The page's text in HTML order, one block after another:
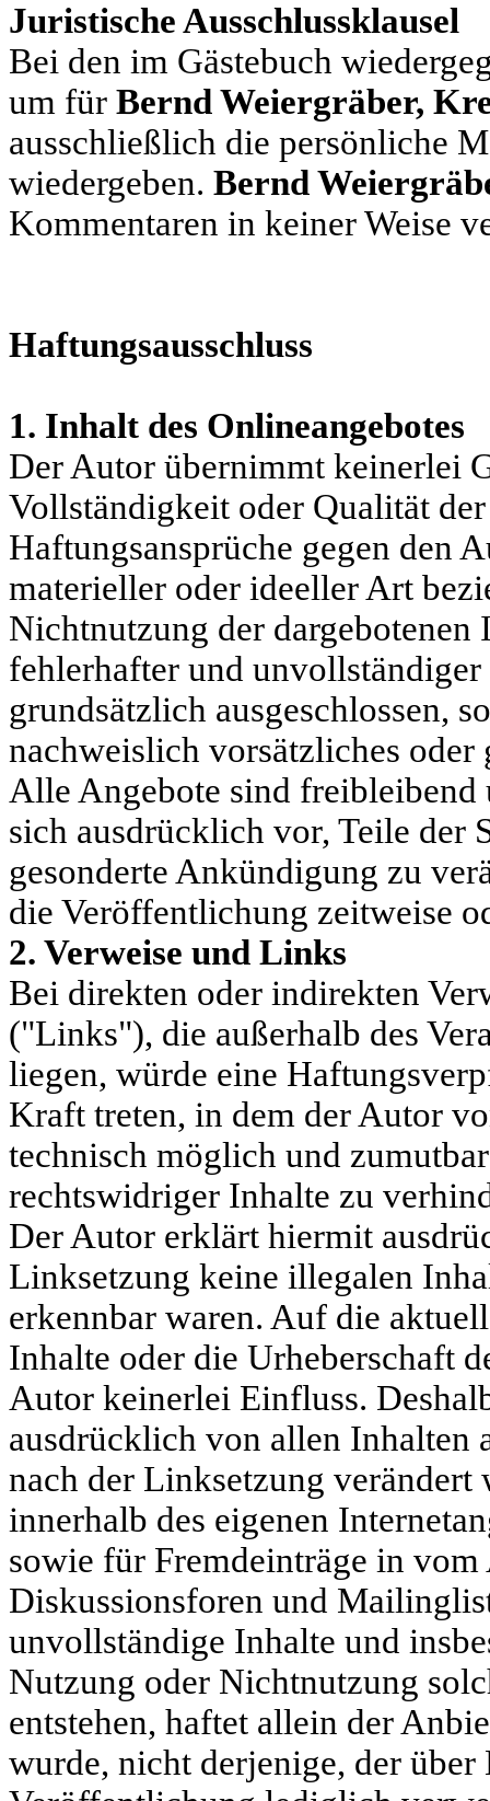
Juristische Ausschlussklausel
Bei den im Gästebuch
um für Bernd Weiergräber,
ausschließlich die persönliche
wiedergeben. Bernd
Kommentaren in keiner Weise
Haftungsausschluss
1. Inhalt des Onlineangebotes
Der Autor übernimmt keinerlei
Vollständigkeit oder Qualität
Haftungsansprüche gegen den
materieller oder ideeller Art
Nichtnutzung der
fehlerhafter und
grundsätzlich ausgeschlossen,
nachweislich vorsätzliches
Alle Angebote sind
sich ausdrücklich vor, Teile der
gesonderte Ankündigung zu
die Veröffentlichung zeitweise
2. Verweise und Links
Bei direkten oder indirekten
("Links"), die außerhalb des
liegen, würde eine
Kraft treten, in dem der Autor
technisch möglich und
rechtswidriger Inhalte zu
Der Autor erklärt hiermit
Linksetzung keine illegalen
erkennbar waren. Auf die
Inhalte oder die Urheberschaft
Autor keinerlei Einfluss.
ausdrücklich von allen Inhalten
nach der Linksetzung
innerhalb des eigenen
sowie für Fremdeinträge in
Diskussionsforen und
unvollständige Inhalte und
Nutzung oder Nichtnutzung
entstehen, haftet allein der
wurde, nicht derjenige, der